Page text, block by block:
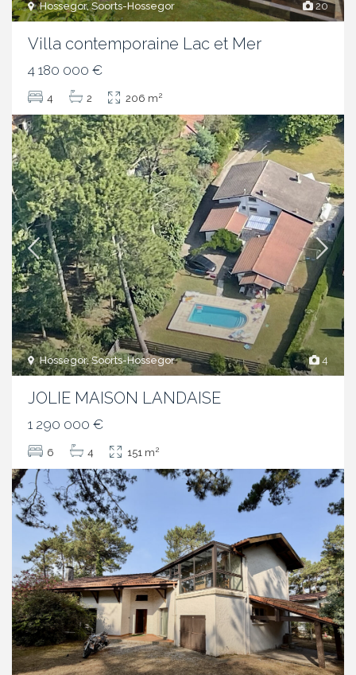
20
Hossegor, Soorts-Hossegor
Villa contemporaine Lac et Mer
4 180 000 €
4 2 206 m2
4
Hossegor, Soorts-Hossegor
JOLIE MAISON LANDAISE
1 290 000 €
6 4 151 m2